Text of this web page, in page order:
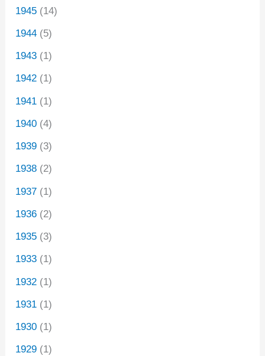
1945 (14)
1944 (5)
1943 (1)
1942 (1)
1941 (1)
1940 (4)
1939 (3)
1938 (2)
1937 (1)
1936 (2)
1935 (3)
1933 (1)
1932 (1)
1931 (1)
1930 (1)
1929 (1)